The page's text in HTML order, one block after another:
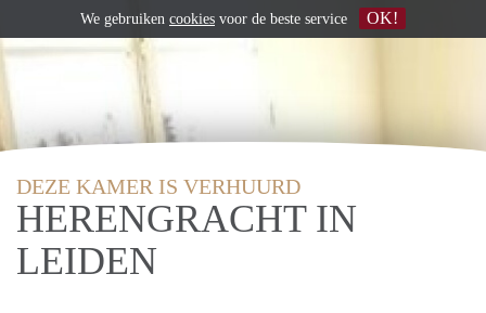
DEZE KAMER IS VERHUURD
HERENGRACHT IN
LEIDEN
We gebruiken cookies voor de beste service OK!